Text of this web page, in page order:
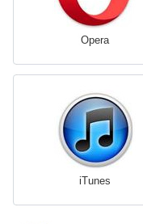
Opera
iTunes